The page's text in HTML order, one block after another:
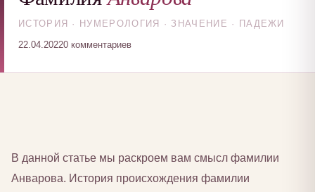
ИСТОРИЯ · НУМЕРОЛОГИЯ · ЗНАЧЕНИЕ · ПАДЕЖИ
22.04.20220 комментариев
В данной статье мы раскроем вам смысл фамилии
Анварова. История происхождения фамилии